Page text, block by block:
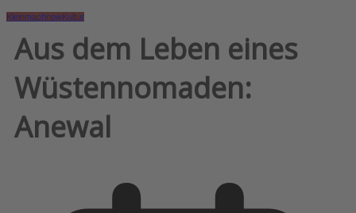
KleinmachnowKultur
Aus dem Leben eines
Wüstennomaden:
Anewal